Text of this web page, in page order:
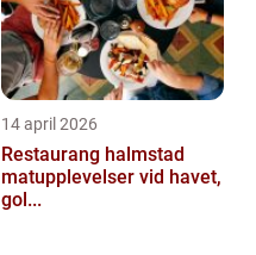
14 april 2026
Restaurang halmstad
matupplevelser vid havet,
gol...